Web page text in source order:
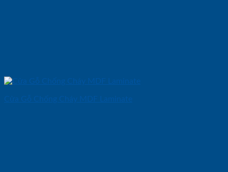
Cửa Gỗ Chống Cháy MDF Laminate